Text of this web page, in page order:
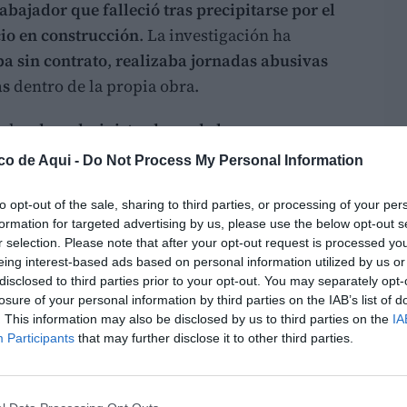
de Aqui - Do Not Process My Personal Information
opt-out of the sale, sharing to third parties, or processing of your
for targeted advertising by us, please use the below opt-out
selection. Please note that after your opt-out request is processed
interest-based ads based on personal information utilized by us
to third parties prior to your opt-out. You may separately
of your personal information by third parties on the IAB’s list of
This information may also be disclosed by us to third parties on the
Participants that may further disclose it to other third parties.
que falleció tras precipitarse por el
en construcción. La investigación ha
sin contrato, realizaba jornadas abusivas
dentro de la propia obra.
losdos administradores de la empresa
dehomicidio imprudentey de
de los trabajadores
mercantil y un operariode la obra, ambos
.
a los investigadores
de enero, cuandoel 112 recibió el aviso de
accidental por las escaleras de una
víctima fue
.